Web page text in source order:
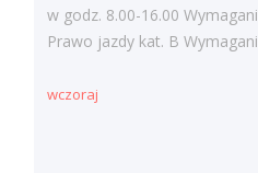
w godz. 8.00-16.00
Prawo jazdy kat. B
wczoraj